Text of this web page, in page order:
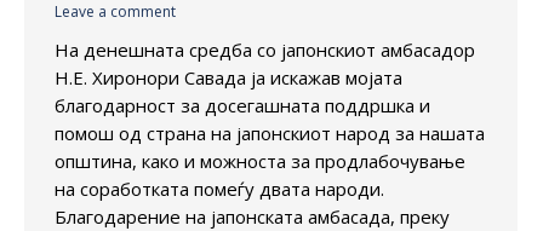
Leave a comment
На денешната средба со јапонскиот амбасадор
Н.Е. Хиронори Савада ја искажав мојата
благодарност за досегашната поддршка и
помош од страна на јапонскиот народ за нашата
општина, како и можноста за продлабочување
на соработката помеѓу двата народи.
Благодарение на јапонската амбасада, преку